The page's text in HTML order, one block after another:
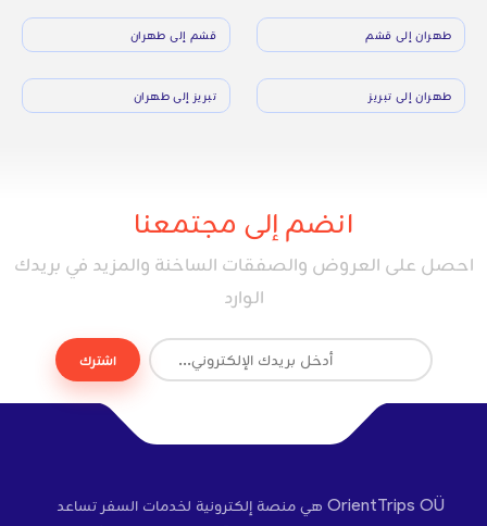
طهران إلى قشم قشم إلى طهران
طهران إلى تبريز تبريز إلى طهران
انضم إلى مجتمعنا
احصل على العروض والصفقات الساخنة والمزيد في بريدك
الوارد
اشترك
OrientTrips OÜ هي منصة إلكترونية لخدمات السفر تساعد